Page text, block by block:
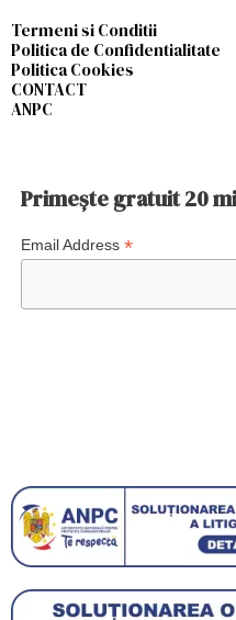
Termeni si Conditii
Politica de Confidentialitate
Politica Cookies
CONTACT
ANPC
Primește gratuit 20
Email Address *